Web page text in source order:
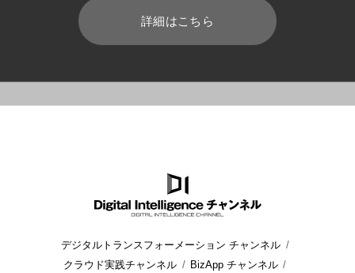
詳細はこちら
デジタルトランスフォーメーション チャンネル
クラウド実践チャンネル
BizApp チャンネル